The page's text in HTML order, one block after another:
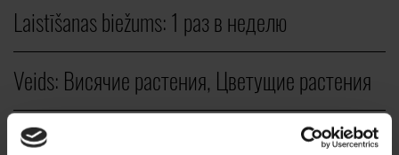
Laistīšanas biežums:1 раз в неделю
Veids: Висячие растения, Цветущие растения
Novietojums telpā:
Подходит для светлых мест